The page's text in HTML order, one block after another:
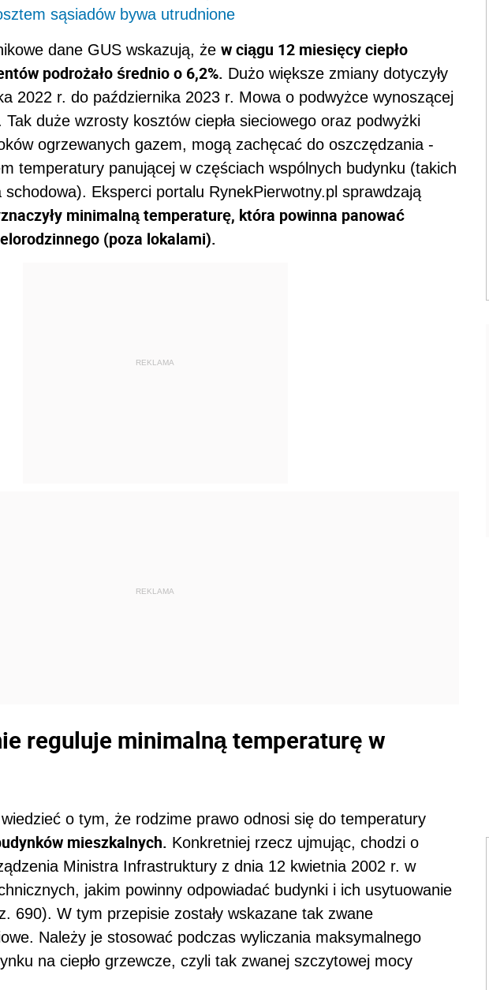
sąsiadów bywa utrudnione
dane GUS wskazują, że w ciągu 12 miesięcy ciepło
podrożało średnio o 6,2%. Dużo większe zmiany dotyczyły
2022 r. do października 2023 r. Mowa o podwyżce wynoszącej
duże wzrosty kosztów ciepła sieciowego oraz podwyżki
ogrzewanych gazem, mogą zachęcać do oszczędzania -
temperatury panującej w częściach wspólnych budynku (takich
schodowa). Eksperci portalu RynekPierwotny.pl sprawdzają
minimalną temperaturę, która powinna panować
(poza lokalami).
REKLAMA
REKLAMA
reguluje minimalną temperaturę w
o tym, że rodzime prawo odnosi się do temperatury
mieszkalnych. Konkretniej rzecz ujmując, chodzi o
Ministra Infrastruktury z dnia 12 kwietnia 2002 r. w
jakim powinny odpowiadać budynki i ich usytuowanie
690). W tym przepisie zostały wskazane tak zwane
Należy je stosować podczas wyliczania maksymalnego
na ciepło grzewcze, czyli tak zwanej szczytowej mocy